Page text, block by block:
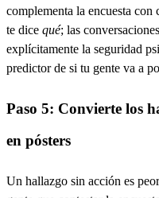
complementa la encuesta
te dice qué; las
explícitamente la seguridad
predictor de si tu gente va a
Paso 5: Convierte los
en pósters
Un hallazgo sin acción es